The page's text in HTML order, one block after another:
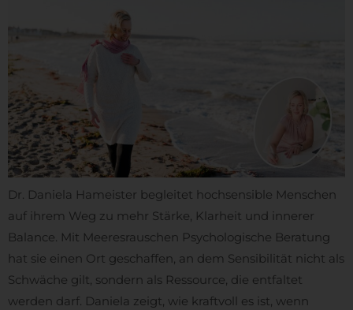
Dr. Daniela Hameister begleitet hochsensible Menschen
auf ihrem Weg zu mehr Stärke, Klarheit und innerer
Balance. Mit Meeresrauschen Psychologische Beratung
hat sie einen Ort geschaffen, an dem Sensibilität nicht als
Schwäche gilt, sondern als Ressource, die entfaltet
werden darf. Daniela zeigt, wie kraftvoll es ist, wenn